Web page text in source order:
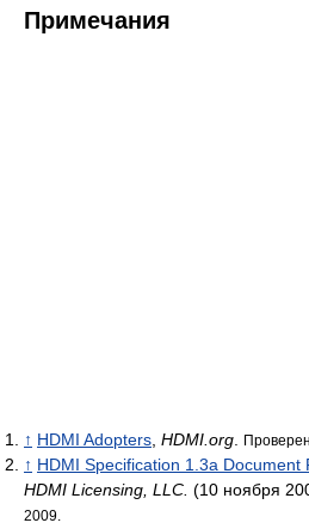
Примечания
↑ HDMI Adopters, HDMI.org.
↑ HDMI Specification 1.3a Document
HDMI Licensing, LLC. (10 ноября
2009.